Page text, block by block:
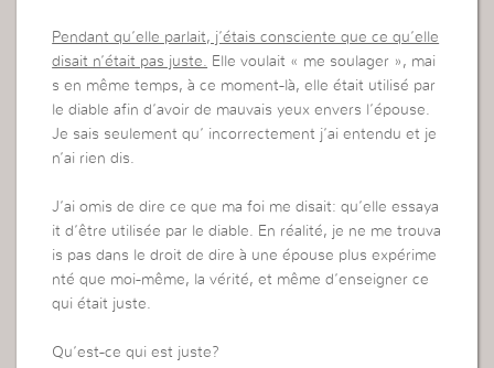
Pendant qu’elle parlait, j’étais consciente que ce qu’elle
disait n’était pas juste.
Elle voulait « me soulager », mai
s en même temps, à ce moment-là, elle était utilisé par
le diable afin d’avoir de mauvais yeux envers l’épouse.
Je sais seulement qu’ incorrectement j’ai entendu et je
n’ai rien dis.
J’ai omis de dire ce que ma foi me disait: qu’elle essaya
it d’être utilisée par le diable. En réalité, je ne me trouva
is pas dans le droit de dire à une épouse plus expérime
nté que moi-même, la vérité, et même d’enseigner ce
qui était juste.
Qu’est-ce qui est juste?